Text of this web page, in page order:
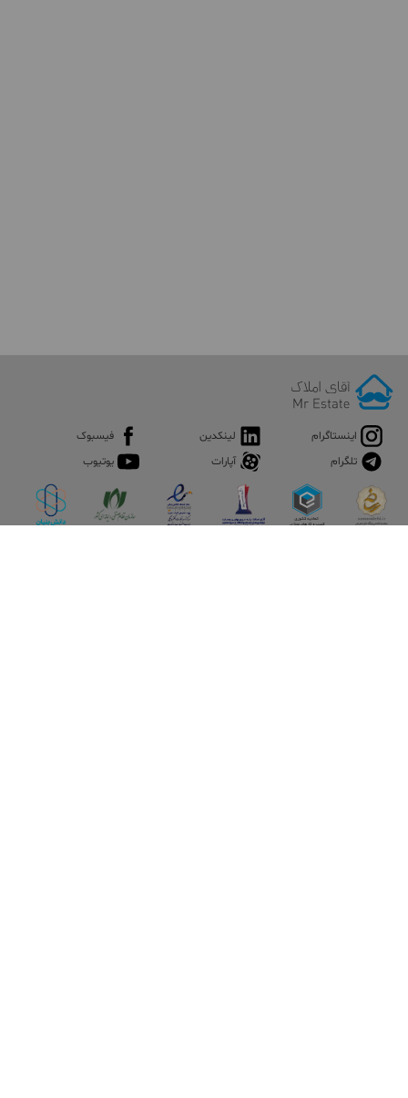
اینستاگرام لینکدین
فیسبوک
تلگرام
آپارات یوتیوب